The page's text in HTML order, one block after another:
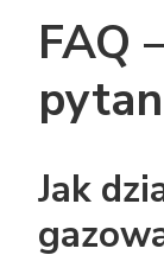
FAQ
Jak